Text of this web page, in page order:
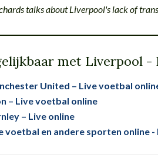
talks about Liverpool's lack of
met Liverpool -
United – Live voetbal
– Live voetbal online
– Live online
voetbal en andere sporten online -